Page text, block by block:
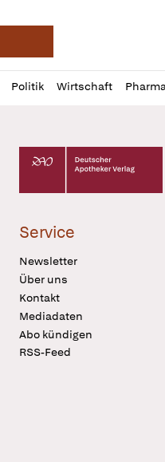
Deutsche
Politik Wirtschaft
Profil
öffnen
Daz
Pur
Deutscher Apotheker
Service
Newsletter
Über uns
Kontakt
Mediadaten
Abo kündigen
RSS-Feed